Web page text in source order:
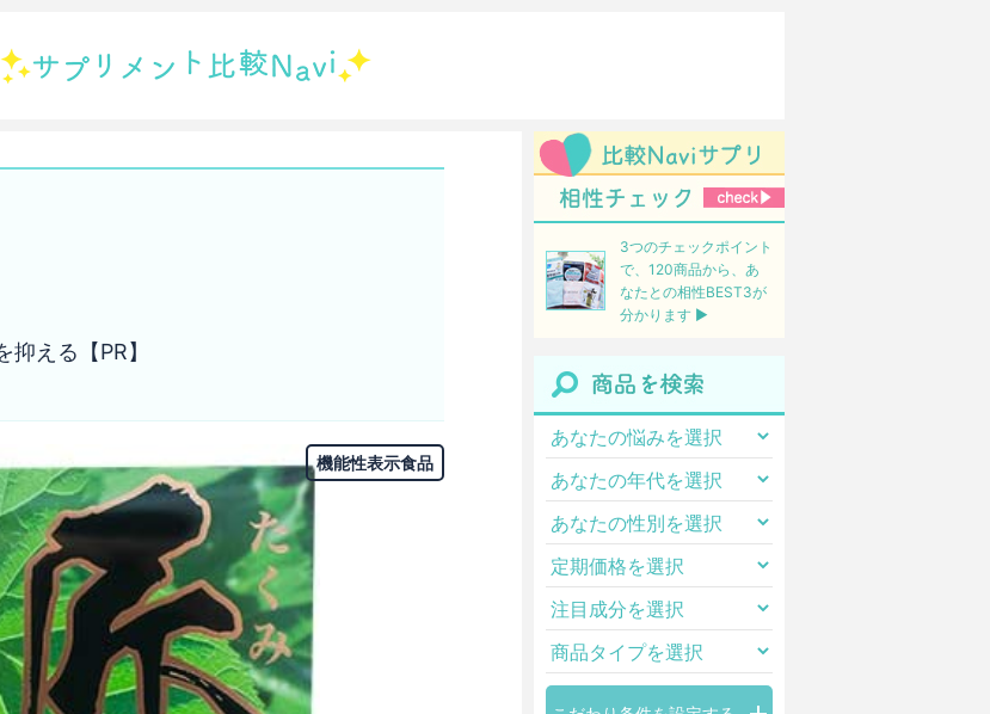
える【PR】
機能性表示食品
3つのチェックポイント
で、120商品から、あ
なたとの相性BEST3が
分かります ▶︎